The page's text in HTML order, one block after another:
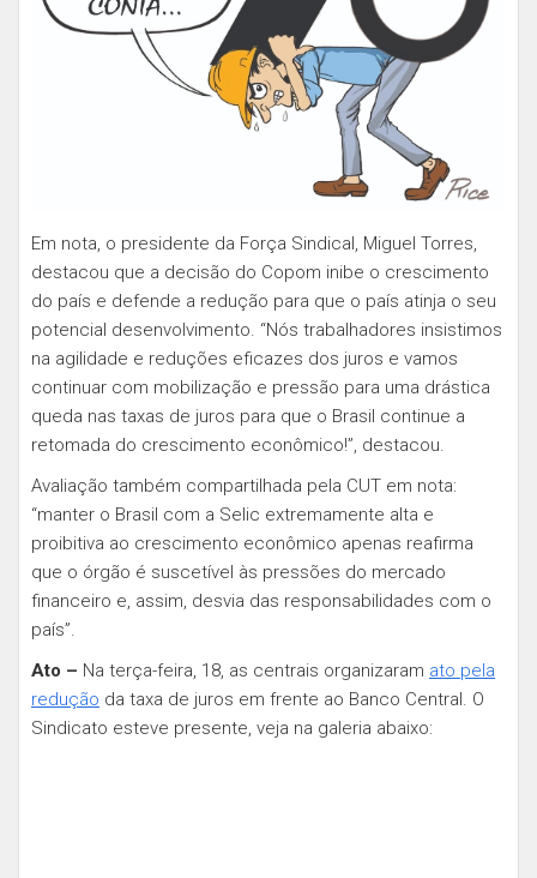
Em nota, o presidente da Força Sindical, Miguel Torres,
destacou que a decisão do Copom inibe o crescimento
do país e defende a redução para que o país atinja o seu
potencial desenvolvimento. “Nós trabalhadores insistimos
na agilidade e reduções eficazes dos juros e vamos
continuar com mobilização e pressão para uma drástica
queda nas taxas de juros para que o Brasil continue a
retomada do crescimento econômico!”, destacou.
Avaliação também compartilhada pela CUT em nota:
“manter o Brasil com a Selic extremamente alta e
proibitiva ao crescimento econômico apenas reafirma
que o órgão é suscetível às pressões do mercado
financeiro e, assim, desvia das responsabilidades com o
país”.
Ato – Na terça-feira, 18, as centrais organizaram ato pela
redução da taxa de juros em frente ao Banco Central. O
Sindicato esteve presente, veja na galeria abaixo: